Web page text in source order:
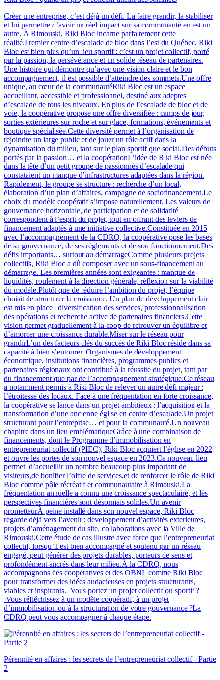
Créer une entreprise, c’est déjà un défi. La faire grandir, la stabiliser
et lui permettre d’avoir un réel impact sur sa communauté en est un
autre. À Rimouski, Riki Bloc incarne parfaitement cette
réalité.Premier centre d’escalade de bloc dans l’est du Québec, Riki
Bloc est bien plus qu’un lieu sportif : c’est un projet collectif, porté
par la passion, la persévérance et un solide réseau de partenaires.
Une histoire qui démontre qu’avec une vision claire et le bon
accompagnement, il est possible d’atteindre des sommets.Une offre
unique, au cœur de la communautéRiki Bloc est un espace
accueillant, accessible et professionnel, destiné aux adeptes
d’escalade de tous les niveaux. En plus de l’escalade de bloc et de
voie, la coopérative propose une offre diversifiée : camps de jour,
sorties extérieures sur roche et sur glace, formations, événements et
boutique spécialisée.Cette diversité permet à l’organisation de
rejoindre un large public et de jouer un rôle actif dans la
dynamisation du milieu, tant sur le plan sportif que social.Des débuts
portés par la passion… et la coopérationL’idée de Riki Bloc est née
dans la tête d’un petit groupe de passionnés d’escalade qui
constataient un manque d’infrastructures adaptées dans la région.
Rapidement, le groupe se structure : recherche d’un local,
élaboration d’un plan d’affaires, campagne de sociofinancement.Le
choix du modèle coopératif s’impose naturellement. Les valeurs de
gouvernance horizontale, de participation et de solidarité
correspondent à l’esprit du projet, tout en offrant des leviers de
financement adaptés à une initiative collective.Constituée en 2015
avec l’accompagnement de la CDRQ, la coopérative pose les bases
de sa gouvernance, de ses règlements et de son fonctionnement.Des
défis importants… surtout au démarrageComme plusieurs projets
collectifs, Riki Bloc a dû composer avec un sous-financement au
démarrage. Les premières années sont exigeantes : manque de
liquidités, roulement à la direction générale, réflexion sur la viabilité
du modèle.Plutôt que de réduire l’ambition du projet, l’équipe
choisit de structurer la croissance. Un plan de développement clair
est mis en place : diversification des services, professionnalisation
des opérations et recherche active de partenaires financiers.Cette
vision permet graduellement à la coop de retrouver un équilibre et
d’amorcer une croissance durable.Miser sur le réseau pour
grandirL’un des facteurs clés du succès de Riki Bloc réside dans sa
capacité à bien s’entourer. Organismes de développement
économique, institutions financières, programmes publics et
partenaires régionaux ont contribué à la réussite du projet, tant par
du financement que par de l’accompagnement stratégique.Ce réseau
a notamment permis à Riki Bloc de relever un autre défi majeur :
l’étroitesse des locaux. Face à une fréquentation en forte croissance,
la coopérative se lance dans un projet ambitieux : l’acquisition et la
transformation d’une ancienne église en centre d’escalade.Un projet
structurant pour l’entreprise… et pour la communauté.Un nouveau
chapitre dans un lieu emblématiqueGrâce à une combinaison de
financements, dont le Programme d’immobilisation en
entrepreneuriat collectif (PIEC), Riki Bloc acquiert l’église en 2022
et ouvre les portes de son nouvel espace en 2023.Ce nouveau lieu
permet :d’accueillir un nombre beaucoup plus important de
visiteurs,de bonifier l’offre de services,et de renforcer le rôle de Riki
Bloc comme pôle récréatif et communautaire à Rimouski.La
fréquentation annuelle a connu une croissance spectaculaire, et les
perspectives financières sont désormais solides.Un avenir
prometteurÀ peine installé dans son nouvel espace, Riki Bloc
regarde déjà vers l’avenir : développement d’activités extérieures,
projets d’aménagement du site, collaborations avec la Ville de
Rimouski.Cette étude de cas illustre avec force que l’entrepreneuriat
collectif, lorsqu’il est bien accompagné et soutenu par un réseau
engagé, peut générer des projets durables, porteurs de sens et
profondément ancrés dans leur milieu.À la CDRQ, nous
accompagnons des coopératives et des OBNL comme Riki Bloc
pour transformer des idées audacieuses en projets structurants,
viables et inspirants. Vous portez un projet collectif ou sportif ?
Vous réfléchissez à un modèle coopératif, à un projet
d’immobilisation ou à la structuration de votre gouvernance ?La
CDRQ peut vous accompagner à chaque étape.
Pérennité en affaires : les secrets de l’entrepreneuriat collectif - Partie
2